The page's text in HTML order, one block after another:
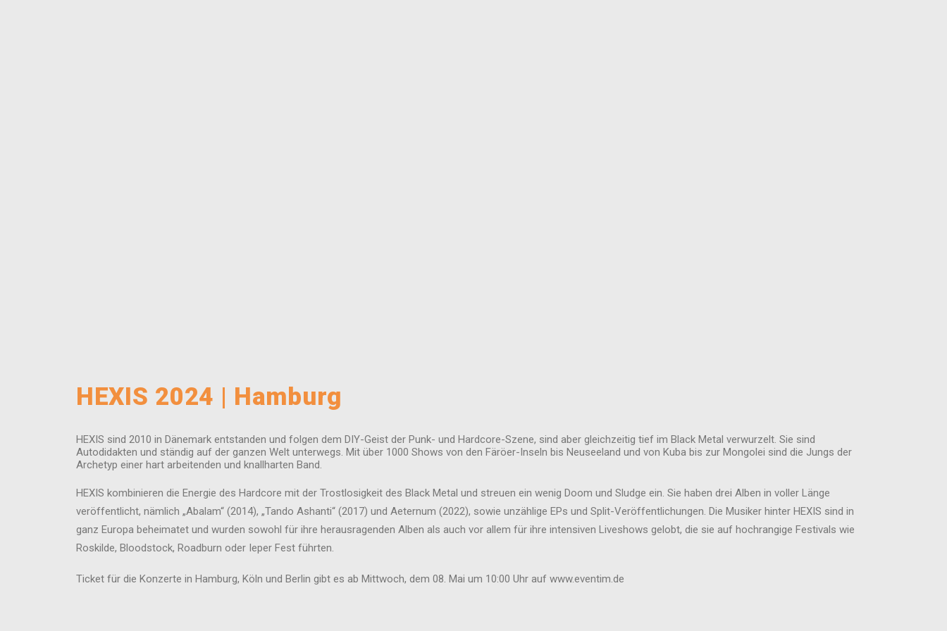
HEXIS 2024 | Hamburg
HEXIS sind 2010 in Dänemark entstanden und folgen dem DIY-Geist der Punk- und Hardcore-Szene, sind aber gleichzeitig tief im Black Metal verwurzelt. Sie sind
Autodidakten und ständig auf der ganzen Welt unterwegs. Mit über 1000 Shows von den Färöer-Inseln bis Neuseeland und von Kuba bis zur Mongolei sind die Jungs der
Archetyp einer hart arbeitenden und knallharten Band.
HEXIS kombinieren die Energie des Hardcore mit der Trostlosigkeit des Black Metal und streuen ein wenig Doom und Sludge ein. Sie haben drei Alben in voller Länge
veröffentlicht, nämlich „Abalam“ (2014), „Tando Ashanti“ (2017) und Aeternum (2022), sowie unzählige EPs und Split-Veröffentlichungen. Die Musiker hinter HEXIS sind in
ganz Europa beheimatet und wurden sowohl für ihre herausragenden Alben als auch vor allem für ihre intensiven Liveshows gelobt, die sie auf hochrangige Festivals wie
Roskilde, Bloodstock, Roadburn oder Ieper Fest führten.
Ticket für die Konzerte in Hamburg, Köln und Berlin gibt es ab Mittwoch, dem 08. Mai um 10:00 Uhr auf www.eventim.de